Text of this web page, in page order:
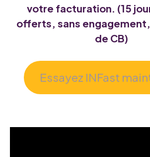
votre facturation. (15
offerts, sans
de CB)
Essayez INFast